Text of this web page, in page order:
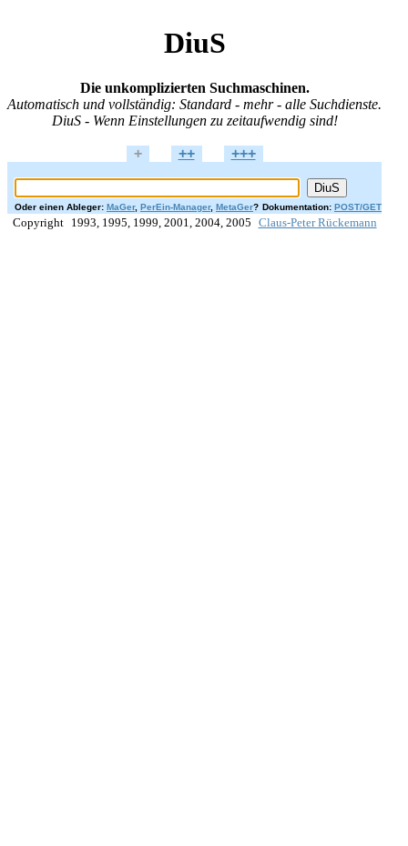
DiuS
Die unkomplizierten Suchmaschinen.
Automatisch und vollständig: Standard - mehr - alle Suchdienste.
DiuS - Wenn Einstellungen zu zeitaufwendig sind!
+ ++ +++
Oder einen Ableger: MaGer, PerEin-Manager, MetaGer? Dokumentation: POST/GET
Copyright 1993, 1995, 1999, 2001, 2004, 2005 Claus-Peter Rückemann